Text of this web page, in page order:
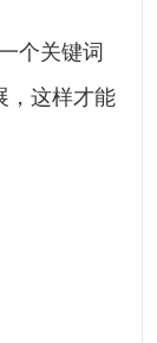
个关键词
，这样才能